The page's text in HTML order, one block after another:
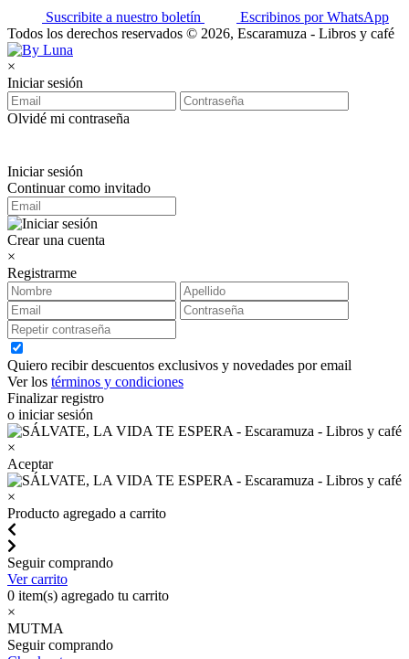
Suscribite a nuestro boletín
Escribinos por WhatsApp
Todos los derechos reservados © 2026, Escaramuza - Libros y café
×
Iniciar sesión
Olvidé mi contraseña
Iniciar sesión
Continuar como invitado
Crear una cuenta
×
Registrarme
Quiero recibir descuentos exclusivos y novedades por email
Ver los términos y condiciones
Finalizar registro
o iniciar sesión
×
Aceptar
×
Producto agregado a carrito
Seguir comprando
Ver carrito
0 item(s) agregado tu carrito
×
MUTMA
Seguir comprando